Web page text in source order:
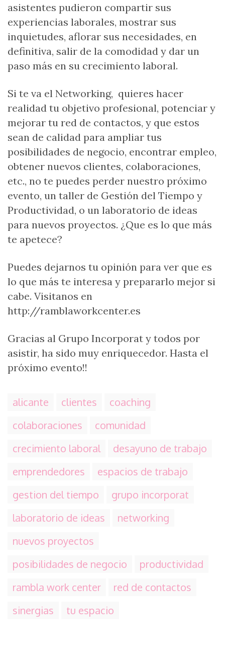
asistentes pudieron compartir sus
experiencias laborales, mostrar sus
inquietudes, aflorar sus necesidades, en
definitiva, salir de la comodidad y dar un
paso más en su crecimiento laboral.
Si te va el Networking, quieres hacer
realidad tu objetivo profesional, potenciar y
mejorar tu red de contactos, y que estos
sean de calidad para ampliar tus
posibilidades de negocio, encontrar empleo,
obtener nuevos clientes, colaboraciones,
etc., no te puedes perder nuestro próximo
evento, un taller de Gestión del Tiempo y
Productividad, o un laboratorio de ideas
para nuevos proyectos. ¿Que es lo que más
te apetece?
Puedes dejarnos tu opinión para ver que es
lo que más te interesa y prepararlo mejor si
cabe. Visitanos en
http://ramblaworkcenter.es
Gracias al Grupo Incorporat y todos por
asistir, ha sido muy enriquecedor. Hasta el
próximo evento!!
alicante clientes
coaching
colaboraciones
comunidad
crecimiento laboral
desayuno de trabajo
emprendedores
espacios de trabajo
gestion del tiempo
grupo incorporat
laboratorio de ideas
networking
nuevos proyectos
posibilidades de negocio
productividad
rambla work center
red de contactos
sinergias
tu espacio